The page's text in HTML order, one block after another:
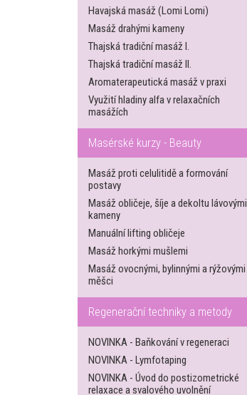
Havajská masáž (Lomi Lomi)
Masáž drahými kameny
Thajská tradiční masáž I.
Thajská tradiční masáž II.
Aromaterapeutická masáž v praxi
Využití hladiny alfa v relaxačních
masážích
Masérské kurzy - Beauty
Masáž proti celulitidě a formování
postavy
Masáž obličeje, šíje a dekoltu lávovými
kameny
Manuální lifting obličeje
Masáž horkými mušlemi
Masáž ovocnými, bylinnými a rýžovými
měšci
Regenerační techniky a metody
NOVINKA - Baňkování v regeneraci
NOVINKA - Lymfotaping
NOVINKA - Úvod do postizometrické
relaxace a svalového uvolnění